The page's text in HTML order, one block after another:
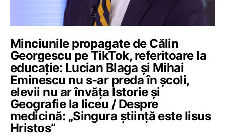
Minciunile propagate de Călin
Georgescu pe TikTok, referitoare la
educație: Lucian Blaga și Mihai
Eminescu nu s-ar preda în școli,
elevii nu ar învăța Istorie și
Geografie la liceu / Despre
medicină: „Singura știință este Iisus
Hristos”